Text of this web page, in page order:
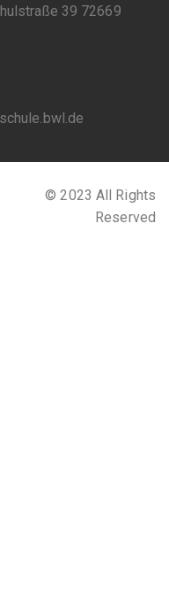
39 72669
© 2023 All Rights
Reserved